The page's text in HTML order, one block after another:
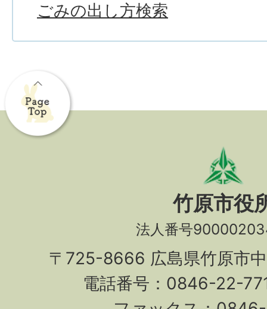
ごみの出し方検索
竹原市役
法人番号
〒725-8666 広島県竹原市
電話番号：0846-22-